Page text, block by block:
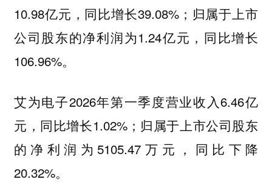
10.98亿元，同比增长39.08%；归属于上市
公司股东的净利润为1.24亿元，同比增长
106.96%。
艾为电子2026年第一季度营业收入6.46亿
元，同比增长1.02%；归属于上市公司股东
的净利润为5105.47万元，同比下降
20.32%。